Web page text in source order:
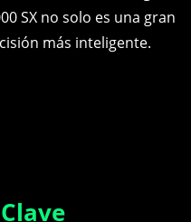
SX no solo es una gran
más inteligente.